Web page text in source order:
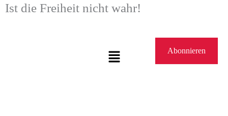
Ist die Freiheit nicht wahr!
Menü Abonnieren